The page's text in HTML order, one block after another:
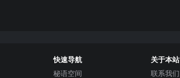
快速导航
秘语空间
关于本站
联系我们